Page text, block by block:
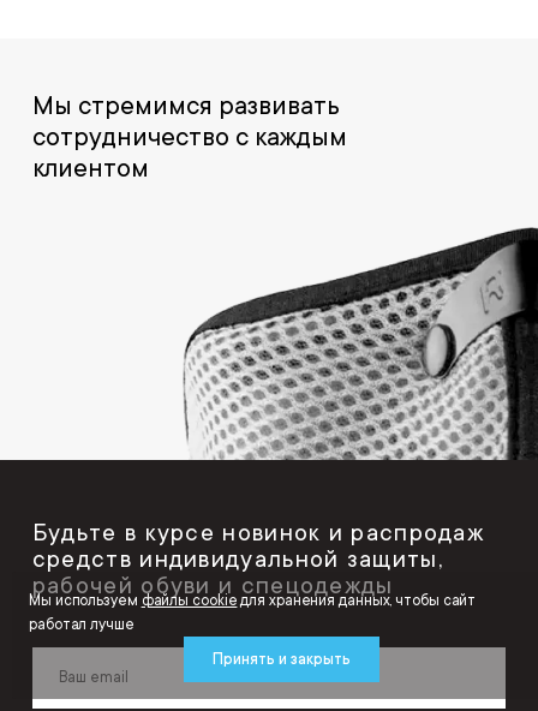
Мы стремимся развивать
сотрудничество с каждым
клиентом
Будьте в курсе новинок и распродаж
средств индивидуальной защиты,
рабочей обуви и спецодежды
Мы используем файлы cookieдля хранения данных, чтобы сайт
работал лучше
Принять и закрыть